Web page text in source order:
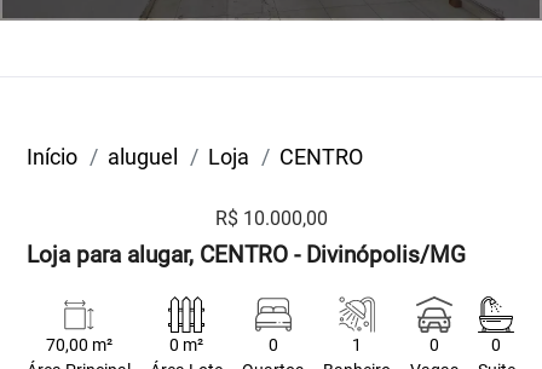
Início aluguel Loja CENTRO
R$ 10.000,00
Loja para alugar, CENTRO - Divinópolis/MG
70,00 m²
0 m²
0
1
0
0